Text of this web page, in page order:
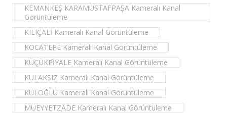
KEMANKEŞ KARAMUSTAFPAŞA Kameralı Kanal
Görüntüleme
KILIÇALİ Kameralı Kanal Görüntüleme
KOCATEPE Kameralı Kanal Görüntüleme
KÜÇÜKPİYALE Kameralı Kanal Görüntüleme
KULAKSIZ Kameralı Kanal Görüntüleme
KULOĞLU Kameralı Kanal Görüntüleme
MÜEYYETZADE Kameralı Kanal Görüntüleme